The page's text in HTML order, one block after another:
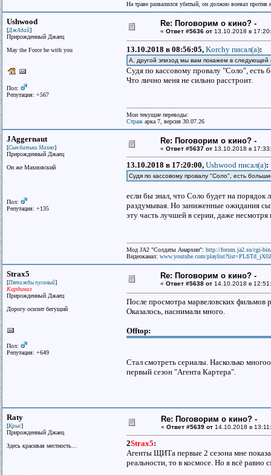
На траве развалился убитый, он должно воевал
Ushwood
[ДжАдай]
Прирожденный Джаец
May the Force be with you
Пол:
Репутация: +567
Re: Поговорим о кино? -
« Ответ #5636 от 13.10.2018 в
13.10.2018 в 08:56:05, Korchy писал(a):
А, другой эпизод мы вам покажем в следующей
Судя по кассовому провалу "Соло", есть
Что лично меня не сильно расстроит.
Мои текущие переводы:
Страж арка 7, версия 30.07.26
JAggernaut
[Сын батьки Махно]
Прирожденный Джаец
Он же Махновский
Пол:
Репутация: +135
Re: Поговорим о кино? -
« Ответ #5637 от 13.10.2018 в
13.10.2018 в 17:20:00, Ushwood писал(a):
Судя по кассовому провалу "Соло", есть
если бы знал, что Соло будет на порядок
раздумывая. Но заниженные ожидания
эту часть лучшей в серии, даже несмотря
Мод JA2 "Солдаты Анархии": http://forum.ja2.su/cgi-
Видеоканал: www.youtube.com/
Strax5
[Пятижды пуганый]
Кардинал
Прирожденный Джаец
Дорогу осилит бегущий
Пол:
Репутация: +649
Re: Поговорим о кино? -
« Ответ #5638 от 14.10.2018 в
После просмотра марвеловских фильмов
Оказалось, наснимали много.
Offtop:
Стал смотреть сериалы. Насколько
первый сезон "Агента Картера".
Raty
[Крыс]
Прирожденный Джаец
Здесь красивая местность...
Re: Поговорим о кино? -
« Ответ #5639 от 14.10.2018 в
2Strax5:
Агенты ЩИТа первые 2 сезона мне
реальности, то в космосе. Но я всё